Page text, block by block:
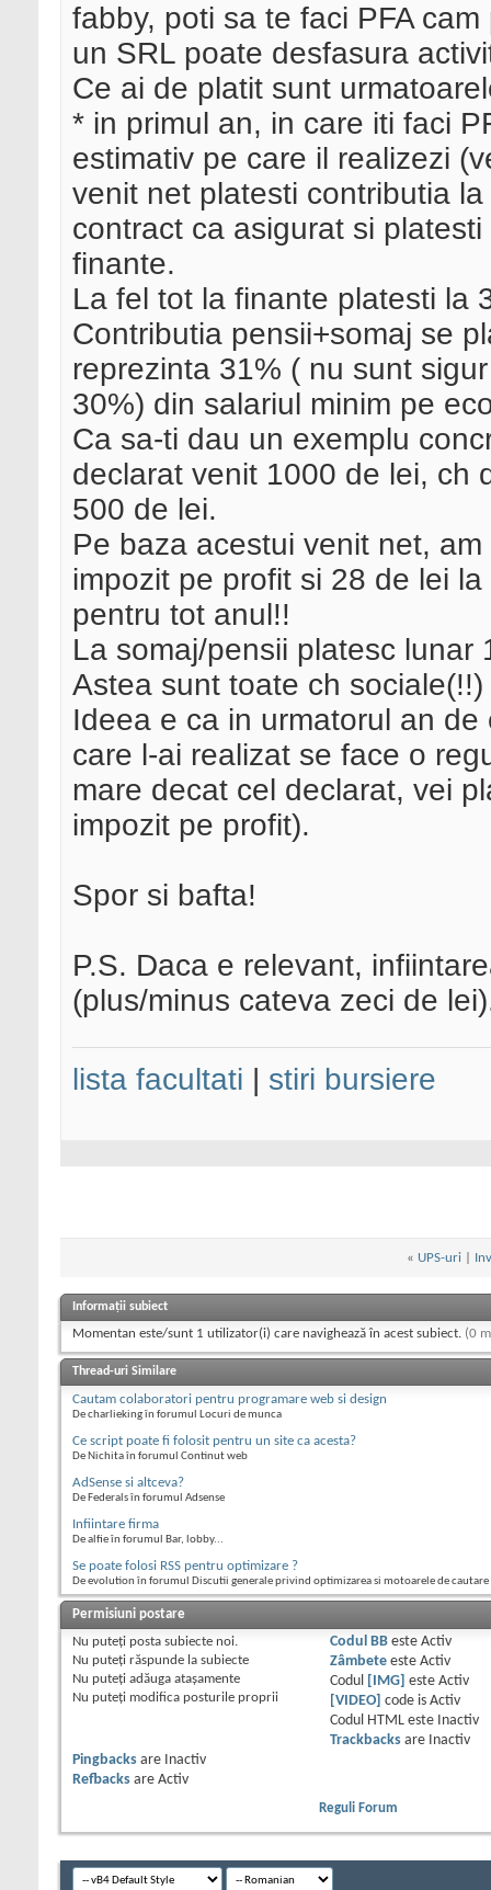
fabby, poti sa te faci PFA
un SRL poate desfasura
Ce ai de platit sunt
* in primul an, in care iti faci
estimativ pe care il realizezi
venit net platesti contributia
contract ca asigurat si
finante.
La fel tot la finante platesti la
Contributia pensii+somaj se
reprezinta 31% ( nu sunt
30%) din salariul minim pe
Ca sa-ti dau un exemplu
declarat venit 1000 de lei, ch
500 de lei.
Pe baza acestui venit net,
impozit pe profit si 28 de lei
pentru tot anul!!
La somaj/pensii platesc lunar
Astea sunt toate ch
Ideea e ca in urmatorul an
care l-ai realizat se face o
mare decat cel declarat, vei
impozit pe profit).
Spor si bafta!
P.S. Daca e relevant,
(plus/minus cateva zeci de
lista facultati stiri bursiere
« UPS-uri
Informații subiect
Momentan este/sunt 1 utilizator(i) care navighează în acest subiect. (0
Thread-uri Similare
Cautam colaboratori pentru programare web si design
De charlieking în forumul Locuri de munca
Ce script poate fi folosit pentru un site ca acesta?
De Nichita în forumul Continut web
AdSense si altceva?
De Federals în forumul Adsense
Infiintare firma
De alfie în forumul Bar, lobby...
Se poate folosi RSS pentru optimizare ?
De evolution în forumul Discutii generale privind optimizarea si motoarele de cautare
Permisiuni postare
Nu puteţi posta subiecte noi.
Nu puteţi răspunde la subiecte
Nu puteţi adăuga ataşamente
Nu puteţi modifica posturile proprii
Codul BBeste Activ
Zâmbeteeste Activ
Codul
[IMG] este Activ
[VIDEO] code is Activ
Codul HTML este
Inactiv
Trackbacksare
Inactiv
Pingbacks are
Inactiv
Refbacks are Activ
Reguli Forum